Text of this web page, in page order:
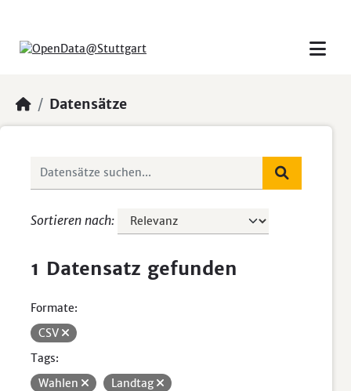
Datensätze
Sortieren nach
1 Datensatz gefunden
Formate:
CSV
Tags:
Wahlen
Landtag